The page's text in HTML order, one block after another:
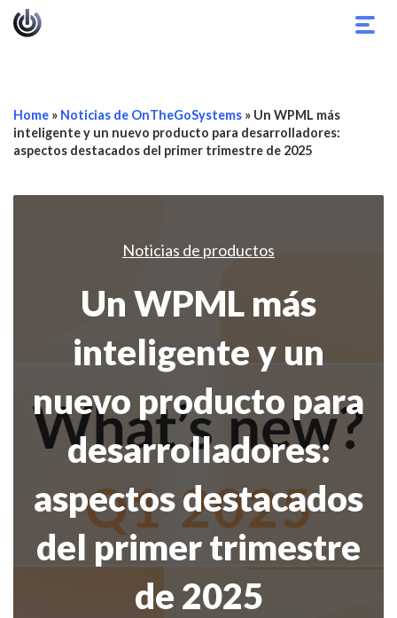
Home » Noticias de OnTheGoSystems » Un WPML más
inteligente y un nuevo producto para desarrolladores:
aspectos destacados del primer trimestre de 2025
Noticias de productos
Un WPML más
inteligente y un
nuevo producto para
desarrolladores:
aspectos destacados
del primer trimestre
de 2025